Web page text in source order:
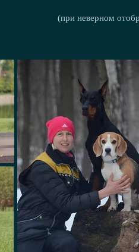
(при неверном